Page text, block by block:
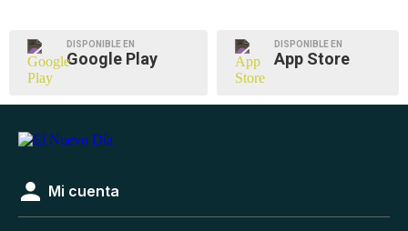
DISPONIBLE EN
Google Play
DISPONIBLE EN
App Store
Mi cuenta